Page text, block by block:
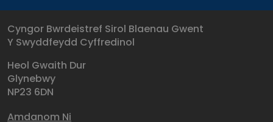
Cyngor Bwrdeistref Sirol Blaenau Gwent
Y Swyddfeydd Cyffredinol
Heol Gwaith Dur
Glynebwy
NP23 6DN
Amdanom Ni